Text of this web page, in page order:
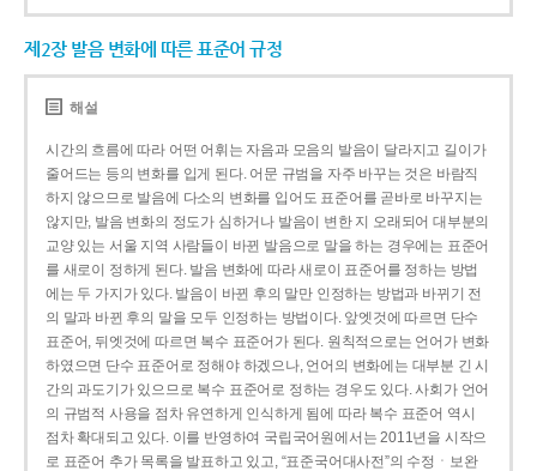
제2장 발음 변화에 따른 표준어 규정
해설
시간의 흐름에 따라 어떤 어휘는 자음과 모음의 발음이 달라지고 길이가
줄어드는 등의 변화를 입게 된다. 어문 규범을 자주 바꾸는 것은 바람직
하지 않으므로 발음에 다소의 변화를 입어도 표준어를 곧바로 바꾸지는
않지만, 발음 변화의 정도가 심하거나 발음이 변한 지 오래되어 대부분의
교양 있는 서울 지역 사람들이 바뀐 발음으로 말을 하는 경우에는 표준어
를 새로이 정하게 된다. 발음 변화에 따라 새로이 표준어를 정하는 방법
에는 두 가지가 있다. 발음이 바뀐 후의 말만 인정하는 방법과 바뀌기 전
의 말과 바뀐 후의 말을 모두 인정하는 방법이다. 앞엣것에 따르면 단수
표준어, 뒤엣것에 따르면 복수 표준어가 된다. 원칙적으로는 언어가 변화
하였으면 단수 표준어로 정해야 하겠으나, 언어의 변화에는 대부분 긴 시
간의 과도기가 있으므로 복수 표준어로 정하는 경우도 있다. 사회가 언어
의 규범적 사용을 점차 유연하게 인식하게 됨에 따라 복수 표준어 역시
점차 확대되고 있다. 이를 반영하여 국립국어원에서는 2011년을 시작으
로 표준어 추가 목록을 발표하고 있고, “표준국어대사전”의 수정ㆍ보완